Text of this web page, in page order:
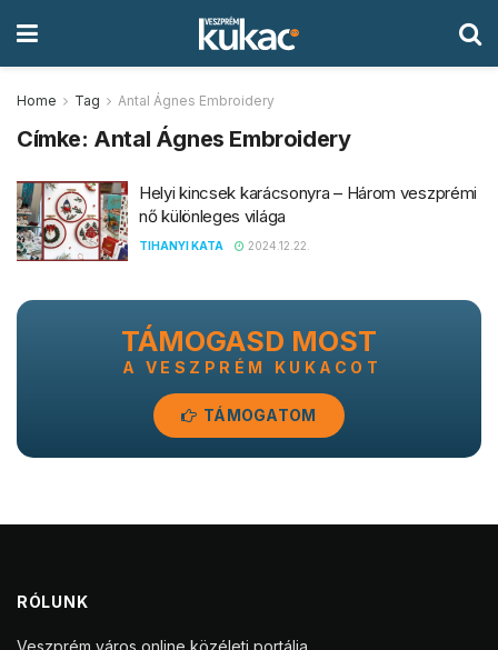
Home Tag Antal Ágnes Embroidery
Címke: Antal Ágnes Embroidery
Helyi kincsek karácsonyra – Három veszprémi
nő különleges világa
TIHANYI KATA 2024.12.22.
TÁMOGASD MOST
A VESZPRÉM KUKACOT
TÁMOGATOM
RÓLUNK
Veszprém város online közéleti portálja